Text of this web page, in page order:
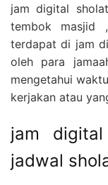
jam digital
tembok masjid
terdapat di jam
oleh para
mengetahui
kerjakan atau
jam
jadwal